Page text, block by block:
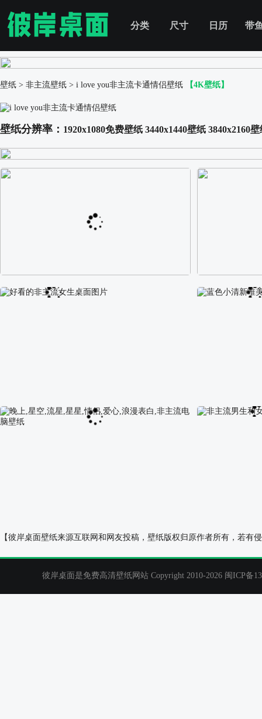
分类 尺寸 日历 带
壁纸 > 非主流壁纸 > i love you非主流卡通情侣壁纸 【4K壁纸】
壁纸分辨率： 1920x1080免费壁纸 3440x1440壁纸 3840x2160壁
阿尔卑斯山区自然风景壁纸 校园长发可爱
好看的非主流女生桌面图片 蓝色小清新唯
【彼岸桌面壁纸来源互联网和网友投稿，壁纸版权归原作者所有，若
彼岸桌面是免费高清壁纸网站 Copyright 2010-2026 闽ICP备